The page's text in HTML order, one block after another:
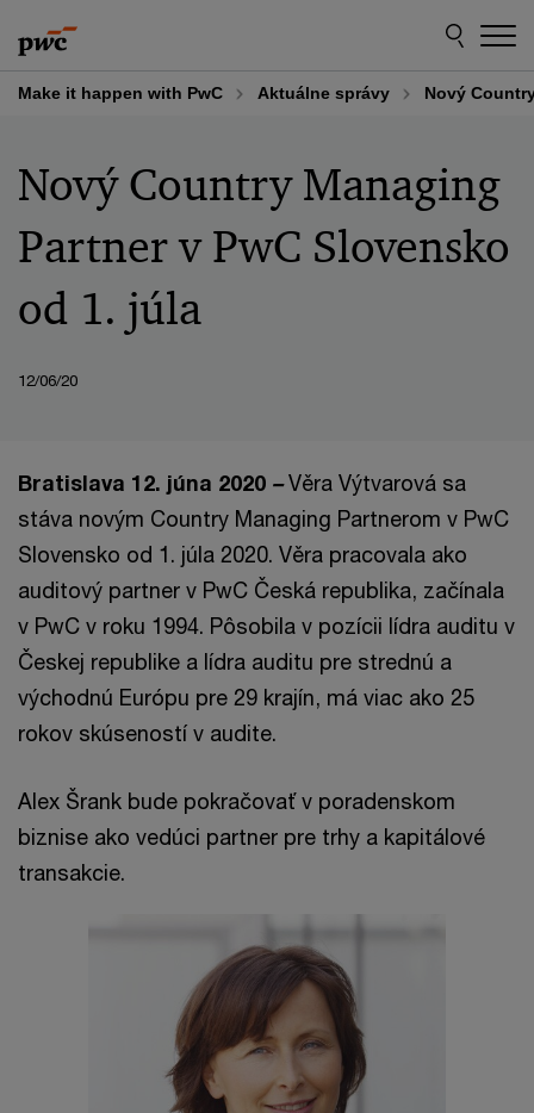
to
content
to
footer
Make it happen with PwC Aktuálne správy Nový
Nový Country Managing
Partner v PwC Slovensko
od 1. júla
12/06/20
Bratislava 12. júna 2020 –Věra Výtvarová sa
stáva novým Country Managing Partnerom v PwC
Slovensko od 1. júla 2020. Věra pracovala ako
auditový partner v PwC Česká republika, začínala
v PwC v roku 1994. Pôsobila v pozícii lídra auditu v
Českej republike a lídra auditu pre strednú a
východnú Európu pre 29 krajín, má viac ako 25
rokov skúseností v audite.
Alex Šrank bude pokračovať v poradenskom
biznise ako vedúci partner pre trhy a kapitálové
transakcie.